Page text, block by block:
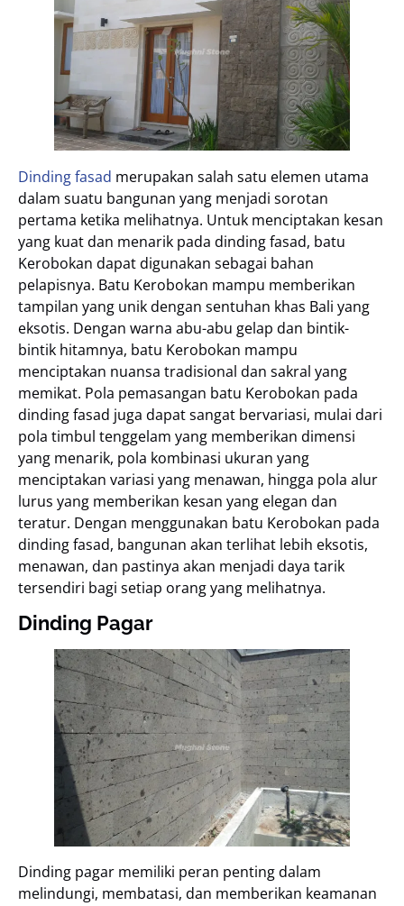
Dinding fasad merupakan salah satu elemen utama
dalam suatu bangunan yang menjadi sorotan
pertama ketika melihatnya. Untuk menciptakan kesan
yang kuat dan menarik pada dinding fasad, batu
Kerobokan dapat digunakan sebagai bahan
pelapisnya. Batu Kerobokan mampu memberikan
tampilan yang unik dengan sentuhan khas Bali yang
eksotis. Dengan warna abu-abu gelap dan bintik-
bintik hitamnya, batu Kerobokan mampu
menciptakan nuansa tradisional dan sakral yang
memikat. Pola pemasangan batu Kerobokan pada
dinding fasad juga dapat sangat bervariasi, mulai dari
pola timbul tenggelam yang memberikan dimensi
yang menarik, pola kombinasi ukuran yang
menciptakan variasi yang menawan, hingga pola alur
lurus yang memberikan kesan yang elegan dan
teratur. Dengan menggunakan batu Kerobokan pada
dinding fasad, bangunan akan terlihat lebih eksotis,
menawan, dan pastinya akan menjadi daya tarik
tersendiri bagi setiap orang yang melihatnya.
Dinding Pagar
Dinding pagar memiliki peran penting dalam
melindungi, membatasi, dan memberikan keamanan